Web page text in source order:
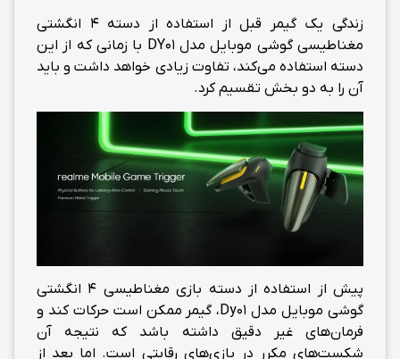
زندگی یک گیمر قبل از استفاده از دسته 4 انگشتی
مغناطیسی گوشی موبایل مدل DY01 با زمانی که از این
دسته استفاده می‌کند، تفاوت زیادی خواهد داشت و باید
آن را به دو بخش تقسیم کرد.
پیش از استفاده از دسته بازی مغناطیسی 4 انگشتی
گوشی موبایل مدل Dy01، گیمر ممکن است حرکات کند و
فرمان‌های غیر دقیق داشته باشد که نتیجه آن
شکست‌های مکرر در بازی‌های رقابتی است. اما بعد از